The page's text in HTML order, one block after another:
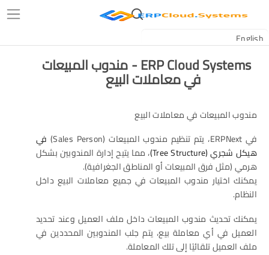
ERP Cloud Systems - مندوب المبيعات
في معاملات البيع
مندوب المبيعات في معاملات البيع
في ERPNext، يتم تنظيم مندوب المبيعات (Sales Person)
في
هيكل شجري (Tree Structure)
، مما يتيح إدارة المندوبين بشكل
هرمي (مثل فرق المبيعات أو المناطق الجغرافية).
يمكنك اختيار مندوب المبيعات في جميع معاملات البيع داخل
النظام.
يمكنك تحديث مندوب المبيعات داخل ملف العميل وعند تحديد
العميل في أي معاملة بيع، يتم جلب المندوبين المحددين في
ملف العميل تلقائيًا إلى تلك المعاملة.